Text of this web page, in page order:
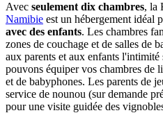
Avec seulement dix chambres, la
Namibie est un hébergement idéal
avec des enfants. Les chambres
zones de couchage et de salles de
aux parents et aux enfants l'intimité
pouvons équiper vos chambres de
et de babyphones. Les parents de
service de nounou (sur demande
pour une visite guidée des